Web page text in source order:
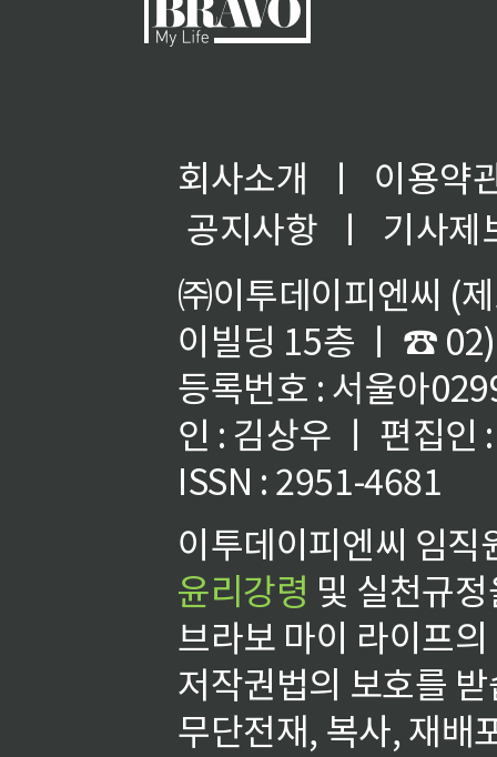
회사소개 ㅣ
이용약
공지사항
ㅣ
기사제
㈜이투데이피엔씨 (
이빌딩 15층 ㅣ ☎
등록번호 : 서울아
인 : 김상우 ㅣ 편집인
ISSN : 2951-4681
이투데이피엔씨 임
윤리강령 및 실천규
브라보 마이 라이프
저작권법의 보호를
무단전재, 복사, 재배